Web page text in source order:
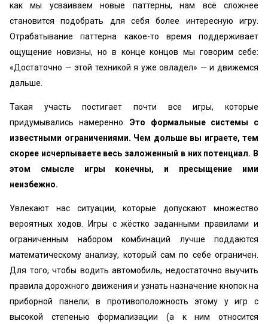
как мы усваиваем новые паттерны, нам всё сложнее
становится подобрать для себя более интересную игру.
Отрабатывание паттерна какое-то время поддерживает
ощущение новизны, но в конце концов мы говорим себе:
«‎Достаточно — этой техникой я уже овладел» — и движемся
дальше.
Такая участь постигает почти все игры, которые
придумывались намеренно.Это формальные системы с
известными ограничениями. Чем дольше вы играете, тем
скорее исчерпываете весь заложенный в них потенциал. В
этом смысле игры конечны, и пресыщение ими
неизбежно.
Увлекают нас ситуации, которые допускают множество
вероятных ходов. Игры с жёстко заданными правилами и
ограниченным набором комбинаций лучше поддаются
математическому анализу, который сам по себе ограничен.
Для того, чтобы водить автомобиль, недостаточно выучить
правила дорожного движения и узнать назначение кнопок на
приборной панели; в противоположность этому у игр с
высокой степенью формализации (а к ним относится